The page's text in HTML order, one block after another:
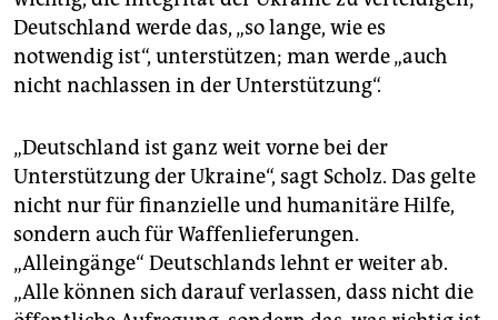
Deutschland werde das, „so lange, wie es
notwendig ist“, unterstützen; man werde „auch
nicht nachlassen in der Unterstützung“.
„Deutschland ist ganz weit vorne bei der
Unterstützung der Ukraine“, sagt Scholz. Das gelte
nicht nur für finanzielle und humanitäre Hilfe,
sondern auch für Waffenlieferungen.
„Alleingänge“ Deutschlands lehnt er weiter ab.
„Alle können sich darauf verlassen, dass nicht die